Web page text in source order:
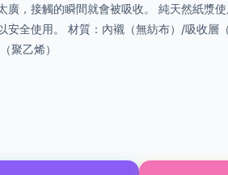
廣，接觸的瞬間就會被吸收。 純天然紙漿
安全使用。 材質：內襯（無紡布）/吸收層
聚乙烯）